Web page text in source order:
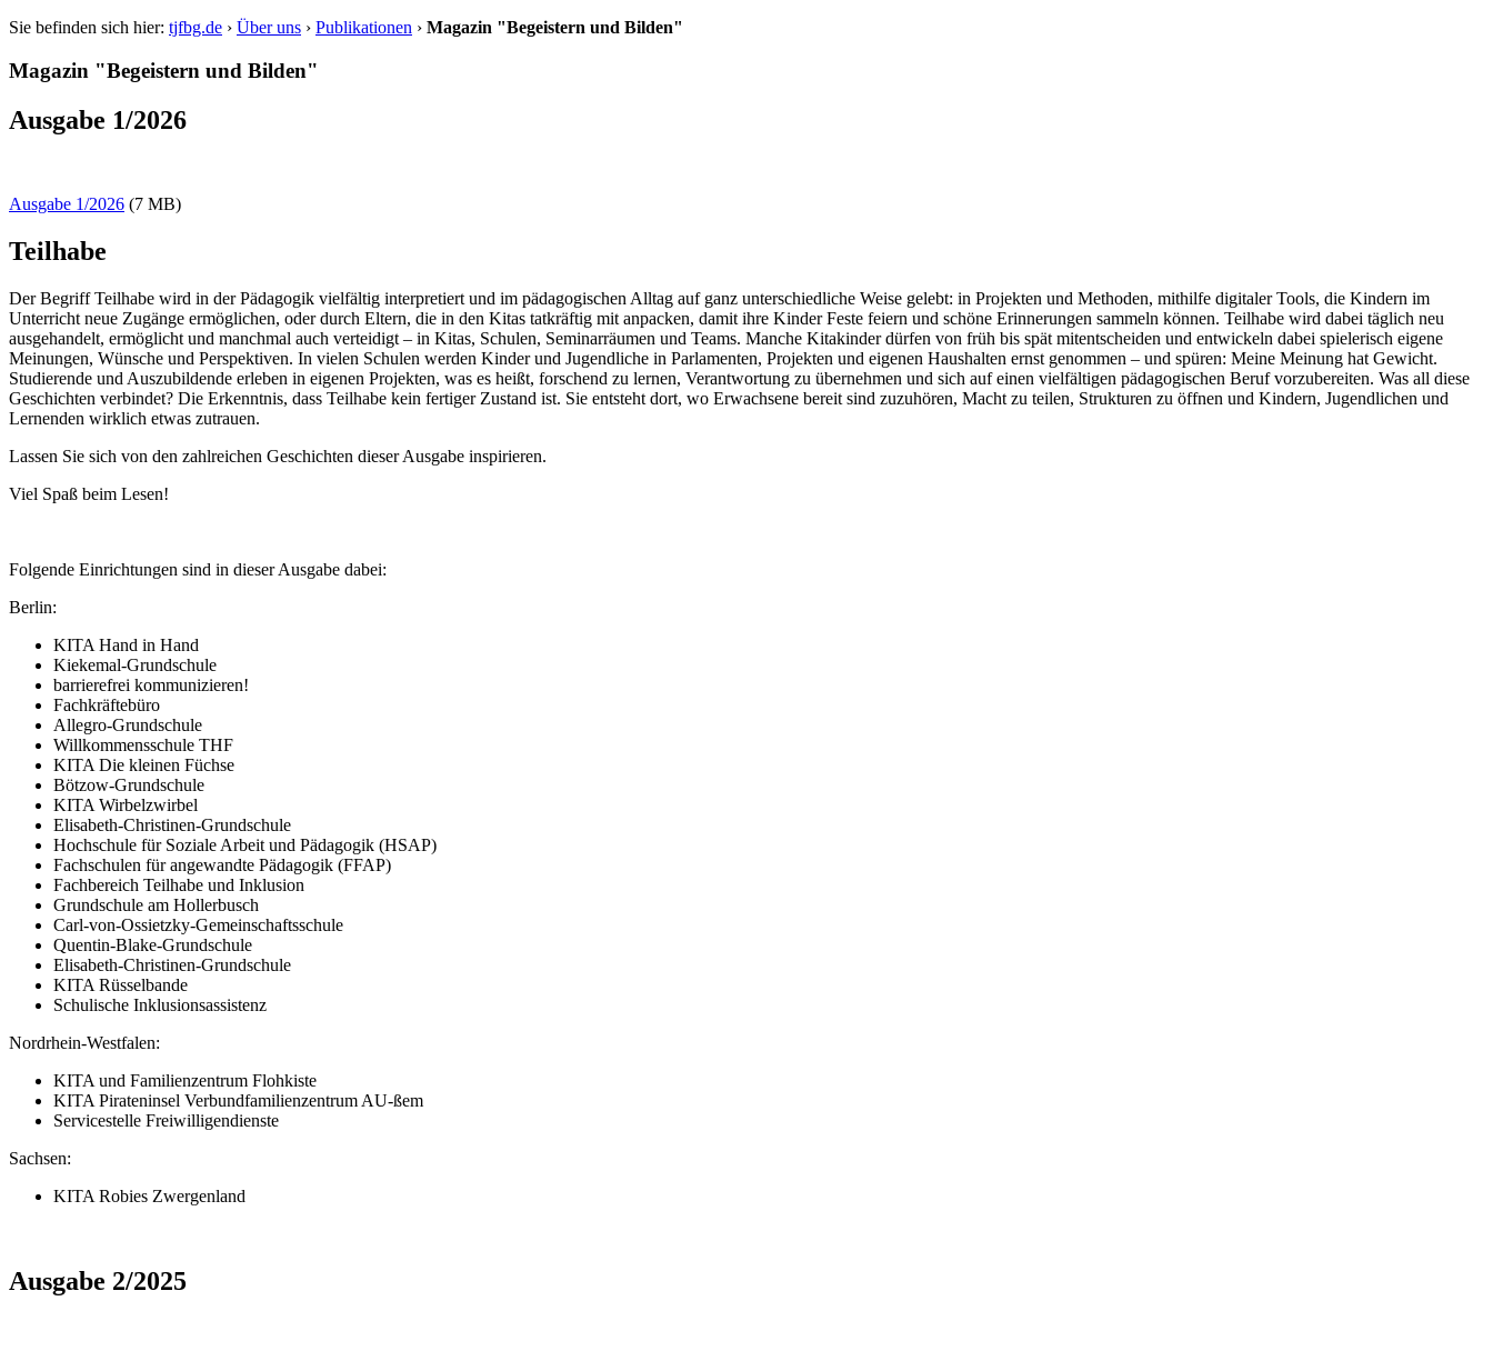
Sie befinden sich hier: tjfbg.de › Über uns › Publikationen › Magazin "Begeistern und Bilden"
Magazin "Begeistern und Bilden"
Ausgabe 1/2026
Ausgabe 1/2026 (7 MB)
Teilhabe
Der Begriff Teilhabe wird in der Pädagogik vielfältig interpretiert und im pädagogischen Alltag auf ganz unterschiedliche Weise gelebt: in Projekten und Methoden, mithilfe digitaler Tools, die Kindern im
Unterricht neue Zugänge ermöglichen, oder durch Eltern, die in den Kitas tatkräftig mit anpacken, damit ihre Kinder Feste feiern und schöne Erinnerungen sammeln können. Teilhabe wird dabei täglich neu
ausgehandelt, ermöglicht und manchmal auch verteidigt – in Kitas, Schulen, Seminarräumen und Teams. Manche Kitakinder dürfen von früh bis spät mitentscheiden und entwickeln dabei spielerisch eigene
Meinungen, Wünsche und Perspektiven. In vielen Schulen werden Kinder und Jugendliche in Parlamenten, Projekten und eigenen Haushalten ernst genommen – und spüren: Meine Meinung hat Gewicht.
Studierende und Auszubildende erleben in eigenen Projekten, was es heißt, forschend zu lernen, Verantwortung zu übernehmen und sich auf einen vielfältigen pädagogischen Beruf vorzubereiten. Was all diese
Geschichten verbindet? Die Erkenntnis, dass Teilhabe kein fertiger Zustand ist. Sie entsteht dort, wo Erwachsene bereit sind zuzuhören, Macht zu teilen, Strukturen zu öffnen und Kindern, Jugendlichen und
Lernenden wirklich etwas zutrauen.
Lassen Sie sich von den zahlreichen Geschichten dieser Ausgabe inspirieren.
Viel Spaß beim Lesen!
Folgende Einrichtungen sind in dieser Ausgabe dabei:
Berlin:
KITA Hand in Hand
Kiekemal-Grundschule
barrierefrei kommunizieren!
Fachkräftebüro
Allegro-Grundschule
Willkommensschule THF
KITA Die kleinen Füchse
Bötzow-Grundschule
KITA Wirbelzwirbel
Elisabeth-Christinen-Grundschule
Hochschule für Soziale Arbeit und Pädagogik (HSAP)
Fachschulen für angewandte Pädagogik (FFAP)
Fachbereich Teilhabe und Inklusion
Grundschule am Hollerbusch
Carl-von-Ossietzky-Gemeinschaftsschule
Quentin-Blake-Grundschule
Elisabeth-Christinen-Grundschule
KITA Rüsselbande
Schulische Inklusionsassistenz
Nordrhein-Westfalen:
KITA und Familienzentrum Flohkiste
KITA Pirateninsel Verbundfamilienzentrum AU-ßem
Servicestelle Freiwilligendienste
Sachsen:
KITA Robies Zwergenland
Ausgabe 2/2025